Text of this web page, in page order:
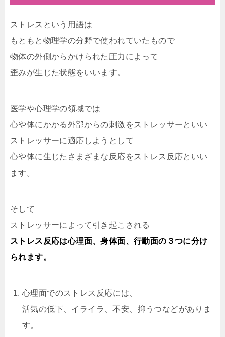
ストレスという用語は
もともと物理学の分野で使われていたもので
物体の外側からかけられた圧力によって
歪みが生じた状態をいいます。
医学や心理学の領域では
心や体にかかる外部からの刺激をストレッサーといい
ストレッサーに適応しようとして
心や体に生じたさまざまな反応をストレス反応といい
ます。
そして
ストレッサーによって引き起こされる
ストレス反応は心理面、身体面、行動面の３つに分け
られます。
心理面でのストレス反応には、
活気の低下、イライラ、不安、抑うつなどがありま
す。